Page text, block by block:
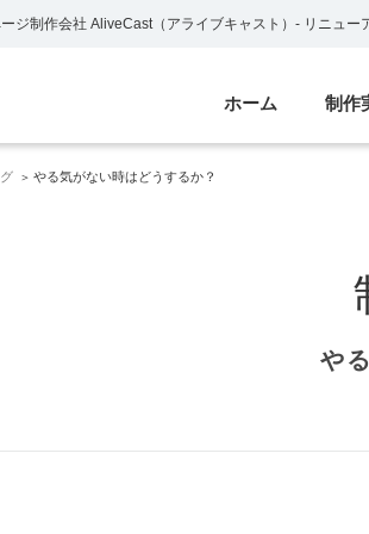
ジ制作会社AliveCast（アライブキャスト）- リニュー
ホーム 制作
やる気がない時はどうするか？
や